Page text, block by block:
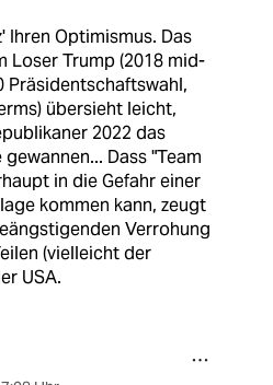
Ihren Optimismus. Das
Loser Trump (2018 mid-
Präsidentschaftswahl,
übersieht leicht,
2022 das
Dass "Team
in die Gefahr einer
kommen kann, zeugt
Verrohung
(vielleicht der
USA.